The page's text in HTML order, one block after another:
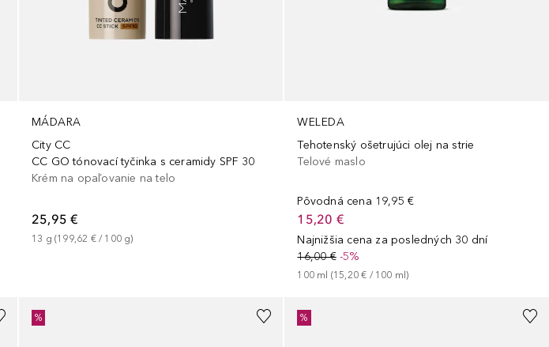
MÁDARA
City CC
CC GO tónovací tyčinka s ceramidy SPF 30
Krém na opaľovanie na telo
25,95 €
13 g (199,62 € / 100 g)
WELEDA
Tehotenský ošetrujúci olej na strie
Telové maslo
Pôvodná cena 19,95 €
15,20 €
Najnižšia cena za posledných 30 dní
16,00 €-5%
100 ml (15,20 € / 100 ml)
% %